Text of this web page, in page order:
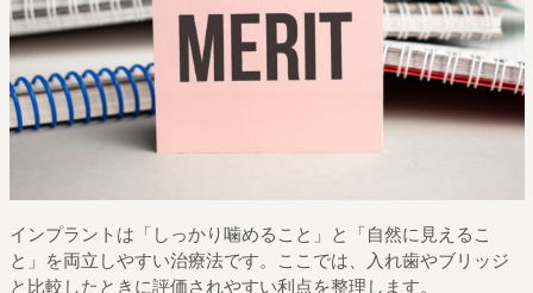
インプラントは「しっかり噛めること」と「自然に見えるこ
と」を両立しやすい治療法です。ここでは、入れ歯やブリッジ
と比較したときに評価されやすい利点を整理します。